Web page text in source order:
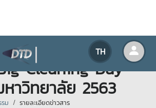
TH
ลยีดิจิทัล เข้าร่วม
Cleaning Day
าวิทยาลัย 2563
ม รายละเอียดข่าวสาร